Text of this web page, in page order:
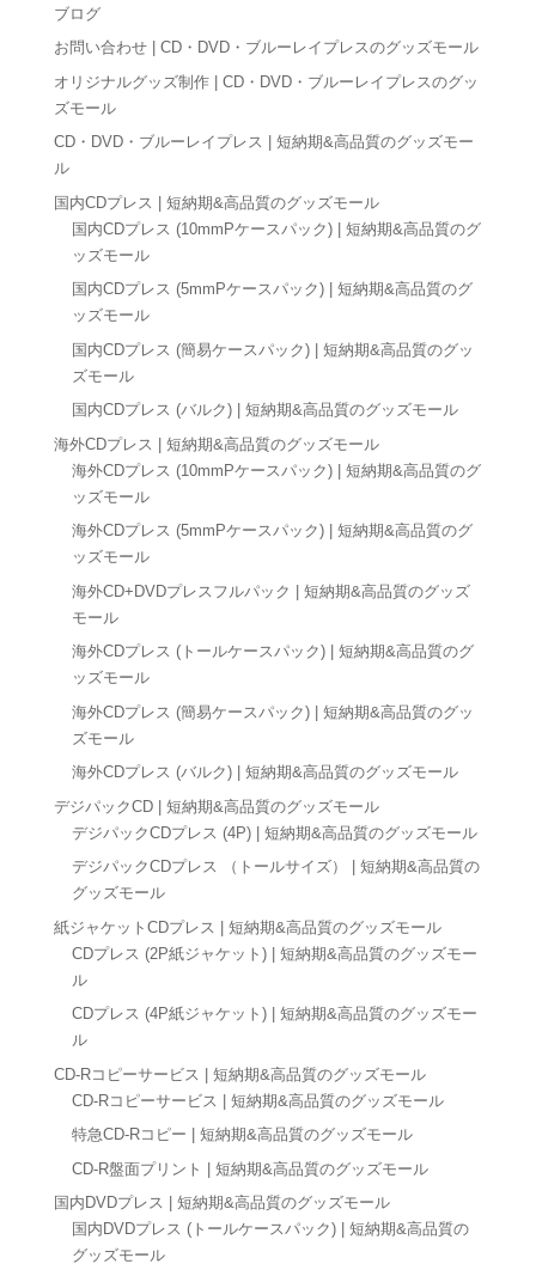
ブログ
お問い合わせ | CD・DVD・ブルーレイプレスのグッズモール
オリジナルグッズ制作 | CD・DVD・ブルーレイプレスのグッ
ズモール
CD・DVD・ブルーレイプレス | 短納期&高品質のグッズモー
ル
国内CDプレス | 短納期&高品質のグッズモール
国内CDプレス (10mmPケースパック) | 短納期&高品質のグ
ッズモール
国内CDプレス (5mmPケースパック) | 短納期&高品質のグ
ッズモール
国内CDプレス (簡易ケースパック) | 短納期&高品質のグッ
ズモール
国内CDプレス (バルク) | 短納期&高品質のグッズモール
海外CDプレス | 短納期&高品質のグッズモール
海外CDプレス (10mmPケースパック) | 短納期&高品質のグ
ッズモール
海外CDプレス (5mmPケースパック) | 短納期&高品質のグ
ッズモール
海外CD+DVDプレスフルパック | 短納期&高品質のグッズ
モール
海外CDプレス (トールケースパック) | 短納期&高品質のグ
ッズモール
海外CDプレス (簡易ケースパック) | 短納期&高品質のグッ
ズモール
海外CDプレス (バルク) | 短納期&高品質のグッズモール
デジパックCD | 短納期&高品質のグッズモール
デジパックCDプレス (4P) | 短納期&高品質のグッズモール
デジパックCDプレス （トールサイズ） | 短納期&高品質の
グッズモール
紙ジャケットCDプレス | 短納期&高品質のグッズモール
CDプレス (2P紙ジャケット) | 短納期&高品質のグッズモー
ル
CDプレス (4P紙ジャケット) | 短納期&高品質のグッズモー
ル
CD-Rコピーサービス | 短納期&高品質のグッズモール
CD-Rコピーサービス | 短納期&高品質のグッズモール
特急CD-Rコピー | 短納期&高品質のグッズモール
CD-R盤面プリント | 短納期&高品質のグッズモール
国内DVDプレス | 短納期&高品質のグッズモール
国内DVDプレス (トールケースパック) | 短納期&高品質の
グッズモール